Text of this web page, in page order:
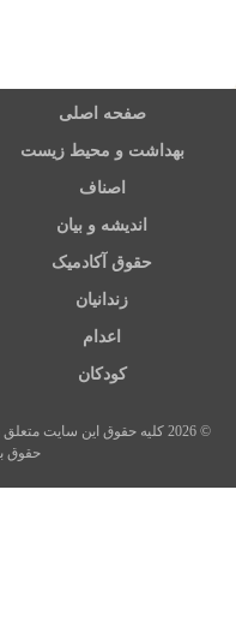
صفحه اصلی
بهداشت و محیط زیست
اصناف
اندیشه و بیان
حقوق آکادمیک
زندانیان
اعدام
کودکان
© 2026 کلیه حقوق این سایت
حقوق